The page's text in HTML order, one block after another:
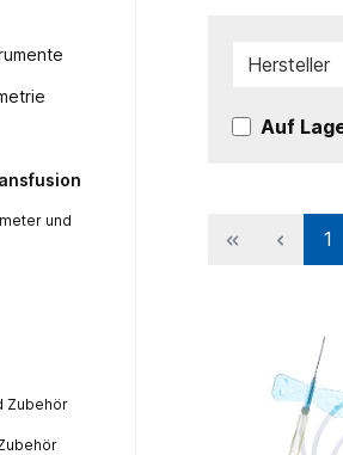
und
Zubehör
Hersteller
Auf
1